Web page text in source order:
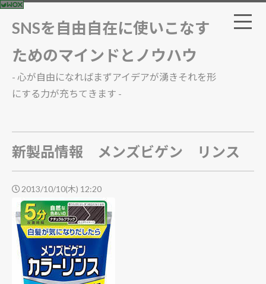
SNSを自由自在に使いこなす
ためのマインドとノウハウ
- 心が自由になればまずアイデアが湧きそれを形
にする力が充ちてきます -
新製品情報 メンズビゲン リンス
2013/10/10(木) 12:20